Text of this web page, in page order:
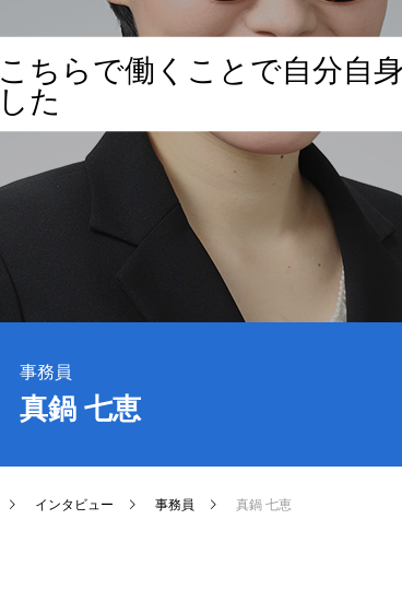
こ ち らで働 く こ と で自分自身
した
事務員
真鍋 七恵
インタビュー 事務員 真鍋 七恵